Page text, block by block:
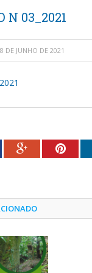
N 03_2021
DE JUNHO DE 2021
Google+